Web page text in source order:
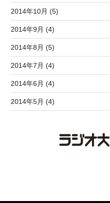
2014年10月 (5)
2014年9月 (4)
2014年8月 (5)
2014年7月 (4)
2014年6月 (4)
2014年5月 (4)